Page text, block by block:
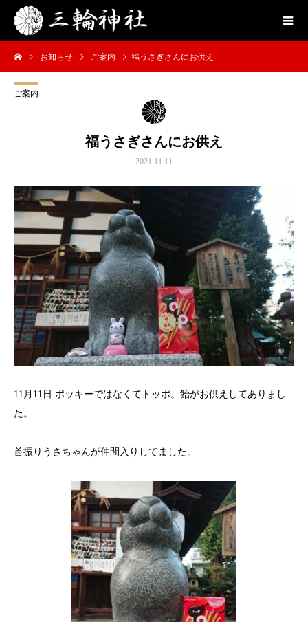
お知らせ ご案内 福うさぎさんにお供え
ご案内
福うさぎさんにお供え
2021.11.11
11月11日 ポッキーではなくてトッポ。飴がお供えしてありまし
た。
首振りうさちゃんが仲間入りしてました。